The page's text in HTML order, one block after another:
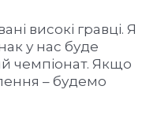
високі гравці. Я
у нас буде
чемпіонат. Якщо
– будемо